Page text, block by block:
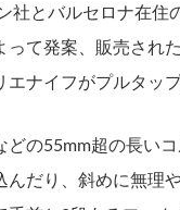
社とバルセロナ在住
って発案、販売され
エナイフがプルタップ
どの55mm超の長い
んだり、斜めに無理